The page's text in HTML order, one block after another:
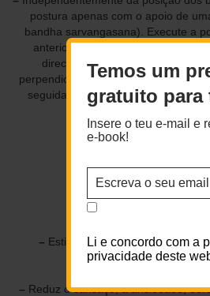
postura apenas com o apoio de
bandha sarvangasana). Execute a
anteriormente. Eleve a perna
direcção ao tronco e depois
perpendicular ao chão. Mantenha
seguida, pouse o pé direito e repita
mesma
– Estimula os órgãos
– Reduz o cansaço, a ansiedade,
Temos um
gratuito para
Insere o teu e-mail e
e-book!
Li e concordo com a
privacidade deste